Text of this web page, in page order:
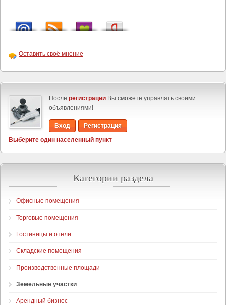
Оставить своё мнение
После регистрации Вы сможете управлять своими
объявлениями!
Вход
Регистрация
Выберите один населенный пункт
Категории раздела
Офисные помещения
Торговые помещения
Гостиницы и отели
Складские помещения
Производственные площади
Земельные участки
Арендный бизнес